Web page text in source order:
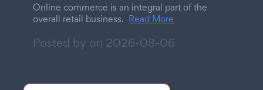
Online commerce is an integral part of the
overall retail business. Read More
Posted by on 2026-08-06